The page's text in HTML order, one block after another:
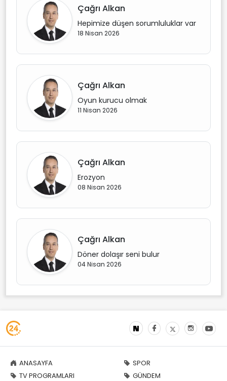
Çağrı Alkan
Hepimize düşen sorumluluklar var
18 Nisan 2026
Çağrı Alkan
Oyun kurucu olmak
11 Nisan 2026
Çağrı Alkan
Erozyon
08 Nisan 2026
Çağrı Alkan
Döner dolaşır seni bulur
04 Nisan 2026
ANASAYFA
TV PROGRAMLARI
SPOR
GÜNDEM